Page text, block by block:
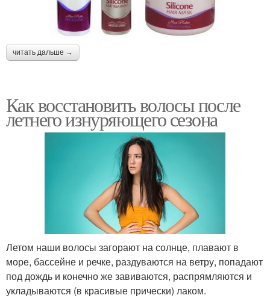
читать дальше →
Как восстановить волосы после
летнего изнуряющего сезона
Летом наши волосы загорают на солнце, плавают в
море, бассейне и речке, раздуваются на ветру, попадают
под дождь и конечно же завиваются, распрямляются и
укладываются (в красивые прически) лаком.